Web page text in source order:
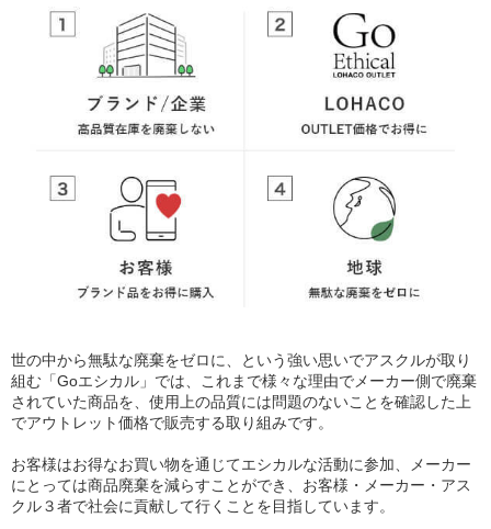
世の中から無駄な廃棄をゼロに、という強い思いでアスクルが取り
組む「Goエシカル」では、これまで様々な理由でメーカー側で廃棄
されていた商品を、使用上の品質には問題のないことを確認した上
でアウトレット価格で販売する取り組みです。
お客様はお得なお買い物を通じてエシカルな活動に参加、メーカー
にとっては商品廃棄を減らすことができ、お客様・メーカー・アス
クル３者で社会に貢献して行くことを目指しています。